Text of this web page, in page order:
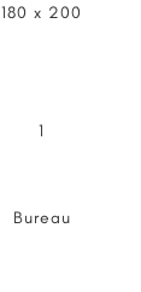
180 x 200
1
Bureau